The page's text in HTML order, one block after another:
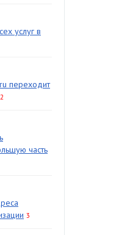
услуг в
переходит
2
часть
3